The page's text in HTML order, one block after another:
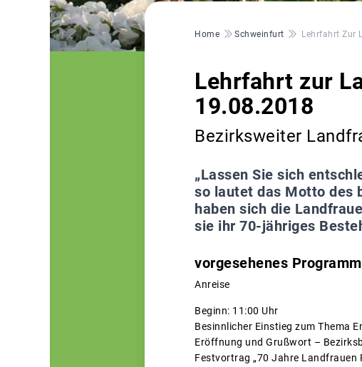
Pfadnavigation
Home Schweinfurt Lehrfahrt Zur
Lehrfahrt zur
19.08.2018
Bezirksweiter
„Lassen Sie sich
so lautet das Motto des
haben sich die
sie ihr 70-jähriges
vorgesehenes Programm
Anreise
Beginn: 11:00 Uhr
Besinnlicher Einstieg zum Thema
Eröffnung und Grußwort –
Festvortrag „70 Jahre Landfrauen